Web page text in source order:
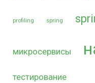
profiling spring
микросервисы
тестирование